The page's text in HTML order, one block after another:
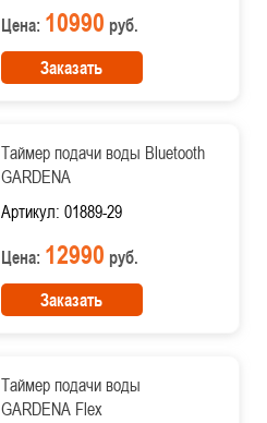
Цена: 10990 руб.
Заказать
Таймер подачи воды Bluetooth
GARDENA
Артикул: 01889-29
Цена: 12990 руб.
Заказать
Таймер подачи воды
GARDENA Flex